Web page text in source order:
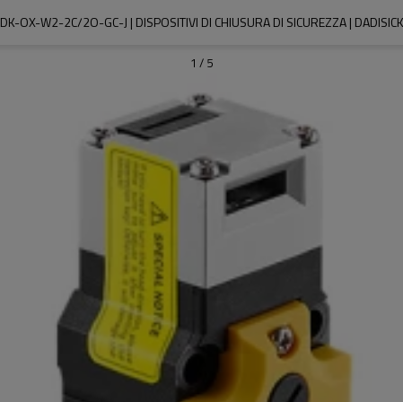
DK-OX-W2-2C/2O-GC-J | DISPOSITIVI DI CHIUSURA DI SICUREZZA | DADISICK
1 / 5